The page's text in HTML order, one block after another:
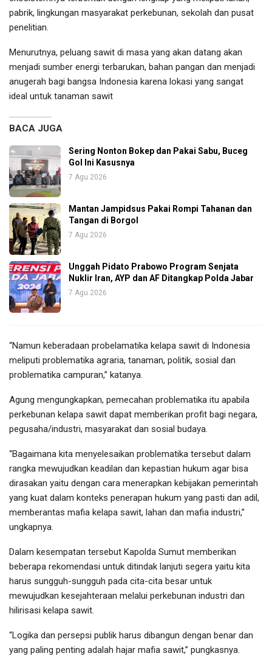
pabrik, lingkungan masyarakat perkebunan, sekolah dan pusat
penelitian.
Menurutnya, peluang sawit di masa yang akan datang akan
menjadi sumber energi terbarukan, bahan pangan dan menjadi
anugerah bagi bangsa Indonesia karena lokasi yang sangat
ideal untuk tanaman sawit
BACA JUGA
Sering Nonton Bokep dan Pakai Sabu, Buceg
Gol Ini Kasusnya
7 Agu 2026
Mantan Jampidsus Pakai Rompi Tahanan dan
Tangan di Borgol
7 Agu 2026
Unggah Pidato Prabowo Program Senjata
Nuklir Iran, AYP dan AF Ditangkap Polda Jabar
7 Agu 2026
“Namun keberadaan probelamatika kelapa sawit di Indonesia
meliputi problematika agraria, tanaman, politik, sosial dan
problematika campuran,” katanya.
Agung mengungkapkan, pemecahan problematika itu apabila
perkebunan kelapa sawit dapat memberikan profit bagi negara,
pegusaha/industri, masyarakat dan sosial budaya.
“Bagaimana kita menyelesaikan problematika tersebut dalam
rangka mewujudkan keadilan dan kepastian hukum agar bisa
dirasakan yaitu dengan cara menerapkan kebijakan pemerintah
yang kuat dalam konteks penerapan hukum yang pasti dan adil,
memberantas mafia kelapa sawit, lahan dan mafia industri,”
ungkapnya.
Dalam kesempatan tersebut Kapolda Sumut memberikan
beberapa rekomendasi untuk ditindak lanjuti segera yaitu kita
harus sungguh-sungguh pada cita-cita besar untuk
mewujudkan kesejahteraan melalui perkebunan industri dan
hilirisasi kelapa sawit.
“Logika dan persepsi publik harus dibangun dengan benar dan
yang paling penting adalah hajar mafia sawit,” pungkasnya.